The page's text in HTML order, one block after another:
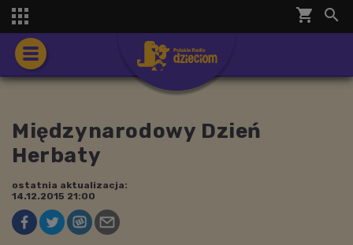
shopping_cart 

Międzynarodowy Dzień
Herbaty
ostatnia aktualizacja:
14.12.2015 21:00